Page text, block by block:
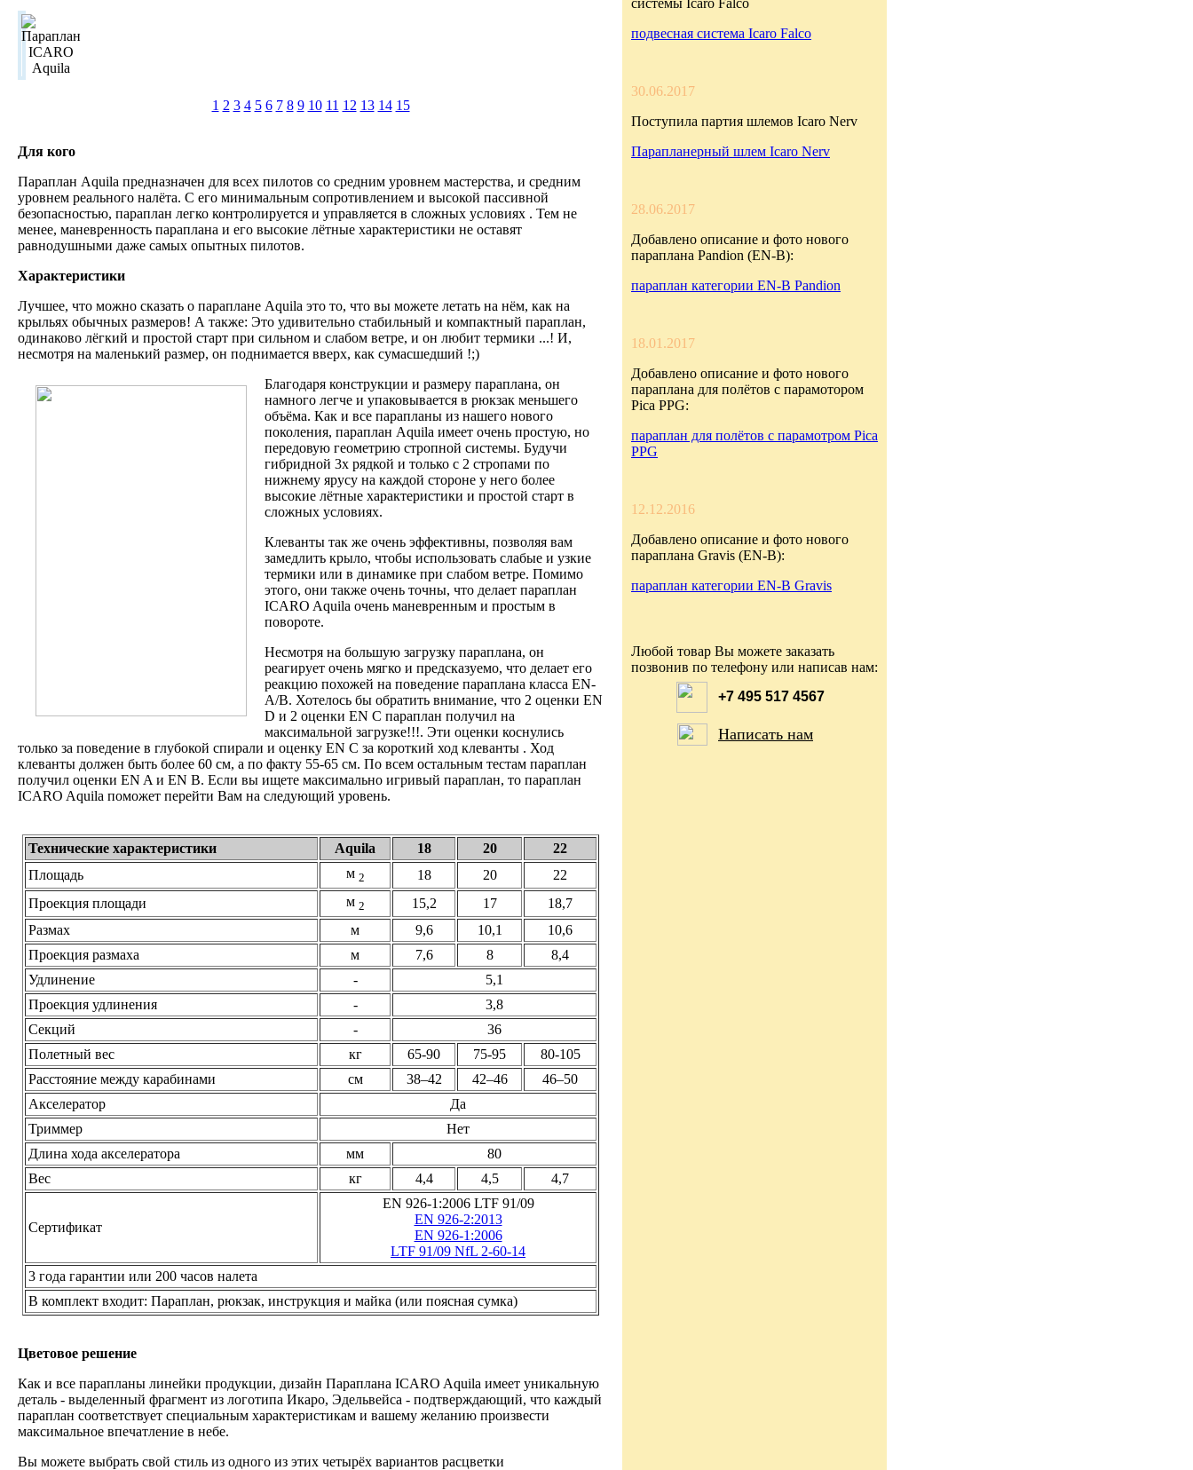
1 2 3 4 5 6 7 8 9 10 11 12 13 14 15
Для кого
Параплан Aquila предназначен для всех пилотов со средним уровнем мастерства, и средним
уровнем реального налёта. С его минимальным сопротивлением и высокой пассивной
безопасностью, параплан легко контролируется и управляется в сложных условиях . Тем не
менее, маневренность параплана и его высокие лётные характеристики не оставят
равнодушными даже самых опытных пилотов.
Характеристики
Лучшее, что можно сказать о параплане Aquila это то, что вы можете летать на нём, как на
крыльях обычных размеров! А также: Это удивительно стабильный и компактный параплан,
одинаково лёгкий и простой старт при сильном и слабом ветре, и он любит термики ...! И,
несмотря на маленький размер, он поднимается вверх, как сумасшедший !;)
Благодаря конструкции и размеру параплана, он
намного легче и упаковывается в рюкзак меньшего
объёма. Как и все парапланы из нашего нового
поколения, параплан Aquila имеет очень простую, но
передовую геометрию стропной системы. Будучи
гибридной 3х рядкой и только с 2 стропами по
нижнему ярусу на каждой стороне у него более
высокие лётные характеристики и простой старт в
сложных условиях.
Клеванты так же очень эффективны, позволяя вам
замедлить крыло, чтобы использовать слабые и узкие
термики или в динамике при слабом ветре. Помимо
этого, они также очень точны, что делает параплан
ICARO Aquila очень маневренным и простым в
повороте.
Несмотря на большую загрузку параплана, он
реагирует очень мягко и предсказуемо, что делает его
реакцию похожей на поведение параплана класса EN-
A/B. Хотелось бы обратить внимание, что 2 оценки EN
D и 2 оценки EN C параплан получил на
максимальной загрузке!!!. Эти оценки коснулись
только за поведение в глубокой спирали и оценку EN C за короткий ход клеванты . Ход
клеванты должен быть более 60 см, а по факту 55-65 см. По всем остальным тестам параплан
получил оценки EN A и EN B. Если вы ищете максимально игривый параплан, то параплан
ICARO Aquila поможет перейти Вам на следующий уровень.
Технические характеристики Aquila 18 20
22
Площадь
м 2 18 20
22
Проекция площади
м 2 15,2 17
18,7
Размах
м 9,6 10,1
10,6
Проекция размаха
м 7,6 8
8,4
Удлинение
-
5,1
Проекция удлинения
-
3,8
Секций
-
36
Полетный вес
кг 65-90 75-95
80-105
Расстояние между карабинами
см 38–42 42–46
46–50
Акселератор
Да
Триммер
Нет
Длина хода акселератора
мм
80
Вес
кг 4,4 4,5 4,7
Сертификат
EN 926-1:2006 LTF 91/09
EN 926-2:2013
EN 926-1:2006
LTF 91/09 NfL 2-60-14
3 года гарантии или 200 часов налета
В комплект входит: Параплан, рюкзак, инструкция и майка (или поясная сумка)
Цветовое решение
Как и все парапланы линейки продукции, дизайн Параплана ICARO Aquila имеет уникальную
деталь - выделенный фрагмент из логотипа Икаро, Эдельвейса - подтверждающий, что каждый
параплан соответствует специальным характеристикам и вашему желанию произвести
максимальное впечатление в небе.
Вы можете выбрать свой стиль из одного из этих четырёх вариантов расцветки
системы Icaro Falco
подвесная система Icaro Falco
30.06.2017
Поступила партия шлемов Icaro Nerv
Парапланерный шлем Icaro Nerv
28.06.2017
Добавлено описание и фото нового
параплана Pandion (EN-B):
параплан категории EN-B Pandion
18.01.2017
Добавлено описание и фото нового
параплана для полётов с парамотором
Pica PPG:
параплан для полётов с парамотром Pica
PPG
12.12.2016
Добавлено описание и фото нового
параплана Gravis (EN-B):
параплан категории EN-B Gravis
Любой товар Вы можете заказать
позвонив по телефону или написав нам:
+7 495 517 4567
Написать нам